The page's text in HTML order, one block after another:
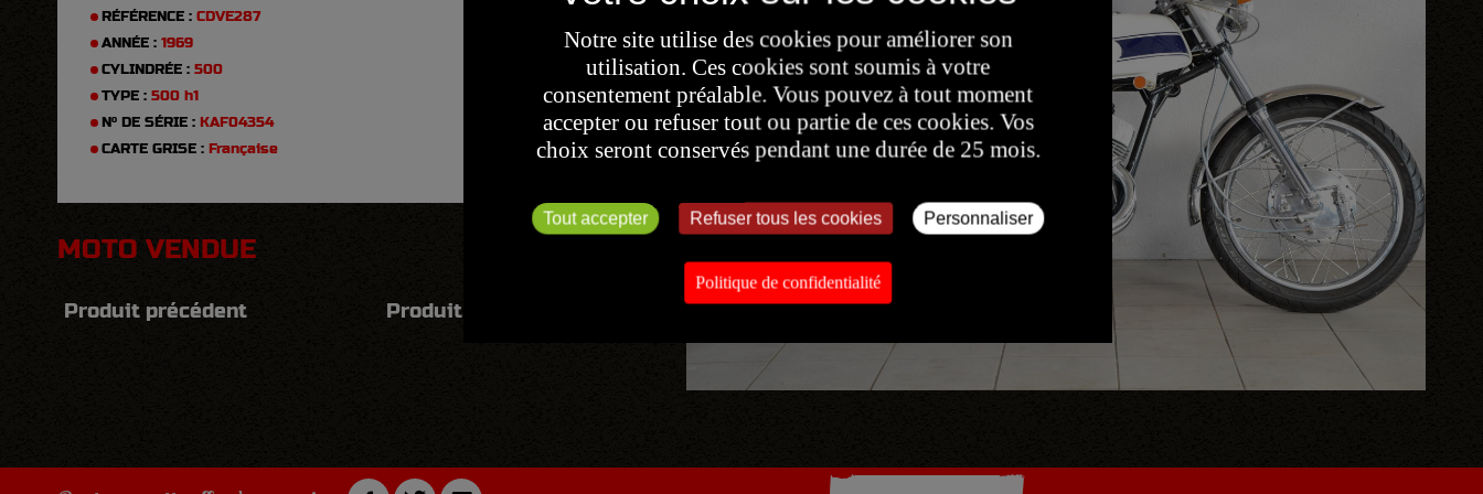
RÉFÉRENCE : CDVE287
ANNÉE : 1969
CYLINDRÉE : 500
TYPE : 500 h1
N° DE SÉRIE : KAF04354
CARTE GRISE : Française
MOTO VENDUE
Produit précédent Produit suivant
Notre site utilise des cookies pour améliorer son
utilisation. Ces cookies sont soumis à votre
consentement préalable. Vous pouvez à tout moment
accepter ou refuser tout ou partie de ces cookies. Vos
choix seront conservés pendant une durée de 25 mois.
Tout accepter Refuser tous les cookies Personnaliser
Politique de confidentialité